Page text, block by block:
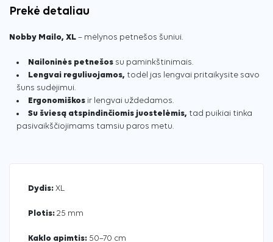
Prekė detaliau
Nobby Mailo, XL – mėlynos petnešos šuniui.
Nailoninės petnešos su paminkštinimais.
Lengvai reguliuojamos, todėl jas lengvai pritaikysite savo
šuns sudėjimui.
Ergonomiškos ir lengvai uždedamos.
Su šviesą atspindinčiomis juostelėmis, tad puikiai tinka
pasivaikščiojimams tamsiu paros metu.
Dydis: XL
Plotis: 25 mm
Kaklo apimtis: 50–70 cm